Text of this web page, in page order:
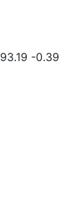
93.19 -0.39